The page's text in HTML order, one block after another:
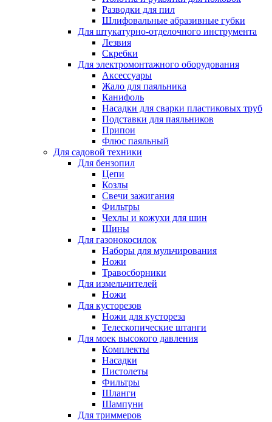
Разводки для пил
Шлифовальные абразивные губки
Для штукатурно-отделочного инструмента
Лезвия
Скребки
Для электромонтажного оборудования
Аксессуары
Жало для паяльника
Канифоль
Насадки для сварки пластиковых труб
Подставки для паяльников
Припои
Флюс паяльный
Для садовой техники
Для бензопил
Цепи
Козлы
Свечи зажигания
Фильтры
Чехлы и кожухи для шин
Шины
Для газонокосилок
Наборы для мульчирования
Ножи
Травосборники
Для измельчителей
Ножи
Для кусторезов
Ножи для кустореза
Телескопические штанги
Для моек высокого давления
Комплекты
Насадки
Пистолеты
Фильтры
Шланги
Шампуни
Для триммеров